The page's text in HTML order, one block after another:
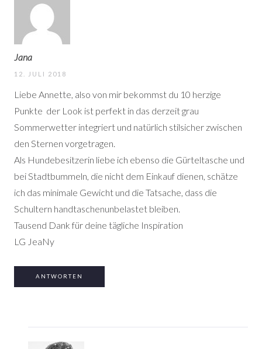
Jana
12. JULI 2018
Liebe Annette, also von mir bekommst du 10 herzige
Punkte der Look ist perfekt in das derzeit grau
Sommerwetter integriert und natürlich stilsicher zwischen
den Sternen vorgetragen.
Als Hundebesitzerin liebe ich ebenso die Gürteltasche und
bei Stadtbummeln, die nicht dem Einkauf dienen, schätze
ich das minimale Gewicht und die Tatsache, dass die
Schultern handtaschenunbelastet bleiben.
Tausend Dank für deine tägliche Inspiration
LG JeaNy
ANTWORTEN